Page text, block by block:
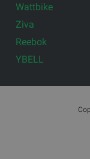
Wattbike
Ziva
Reebok
YBELL